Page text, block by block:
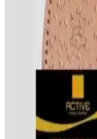
Black Deer Q90
Karşılaştırması
Black Deer Q90 ve
kullanıcı deneyimleri
sağlığı için en iyi
Deri Bileklik
Toka
Yorumları